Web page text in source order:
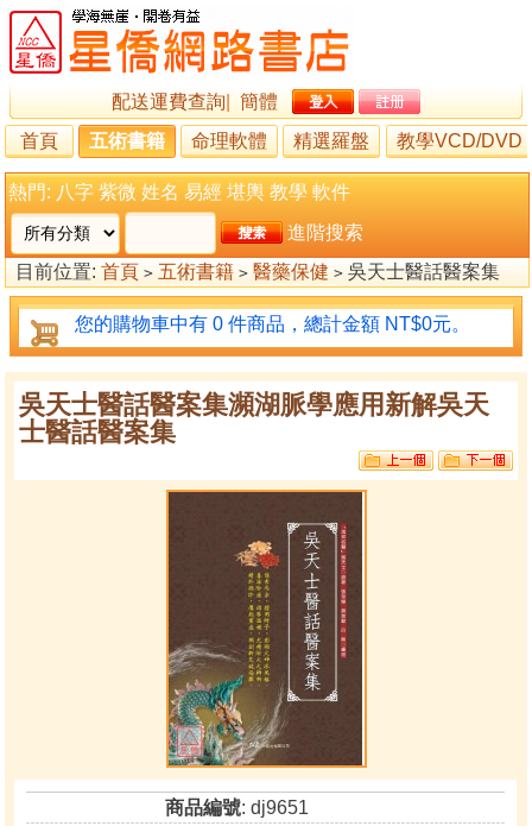
配送運費查詢
簡體
首頁
五術書籍 命理軟體 精選羅盤 教學VCD/DVD
熱門: 八字 紫微 姓名 易經 堪輿 教學 軟件
進階搜索
目前位置: 首頁 > 五術書籍 > 醫藥保健 > 吳天士醫話醫案集
瀕湖脈學應用新解吳天士醫話醫案集
您的購物車中有 0 件商品，總計金額 NT$0元。
吳天士醫話醫案集瀕湖脈學應用新解吳天
士醫話醫案集
商品編號: dj9651